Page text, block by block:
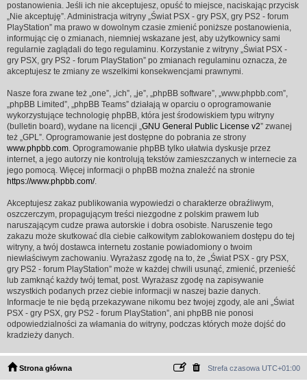
postanowienia. Jeśli ich nie akceptujesz, opuść to miejsce, naciskając przycisk
„Nie akceptuję”. Administracja witryny „Świat PSX - gry PSX, gry PS2 - forum
PlayStation” ma prawo w dowolnym czasie zmienić poniższe postanowienia,
informując cię o zmianach, niemniej wskazane jest, aby użytkownicy sami
regularnie zaglądali do tego regulaminu. Korzystanie z witryny „Świat PSX -
gry PSX, gry PS2 - forum PlayStation” po zmianach regulaminu oznacza, że
akceptujesz te zmiany ze wszelkimi konsekwencjami prawnymi.
Nasze fora zwane też „one”, „ich”, „je”, „phpBB software”, „www.phpbb.com”,
„phpBB Limited”, „phpBB Teams” działają w oparciu o oprogramowanie
wykorzystujące technologię phpBB, która jest środowiskiem typu witryny
(bulletin board), wydane na licencji „GNU General Public License v2” zwanej
też „GPL”. Oprogramowanie jest dostępne do pobrania ze strony
www.phpbb.com. Oprogramowanie phpBB tylko ułatwia dyskusje przez
internet, a jego autorzy nie kontrolują tekstów zamieszczanych w internecie za
jego pomocą. Więcej informacji o phpBB można znaleźć na stronie
https://www.phpbb.com/.
Akceptujesz zakaz publikowania wypowiedzi o charakterze obraźliwym,
oszczerczym, propagującym treści niezgodne z polskim prawem lub
naruszającym cudze prawa autorskie i dobra osobiste. Naruszenie tego
zakazu może skutkować dla ciebie całkowitym zablokowaniem dostępu do tej
witryny, a twój dostawca internetu zostanie powiadomiony o twoim
niewłaściwym zachowaniu. Wyrażasz zgodę na to, że „Świat PSX - gry PSX,
gry PS2 - forum PlayStation” może w każdej chwili usunąć, zmienić, przenieść
lub zamknąć każdy twój temat, post. Wyrażasz zgodę na zapisywanie
wszystkich podanych przez ciebie informacji w naszej bazie danych.
Informacje te nie będą przekazywane nikomu bez twojej zgody, ale ani „Świat
PSX - gry PSX, gry PS2 - forum PlayStation”, ani phpBB nie ponosi
odpowiedzialności za włamania do witryny, podczas których może dojść do
kradzieży danych.
Strona główna Strefa czasowa UTC+01:00